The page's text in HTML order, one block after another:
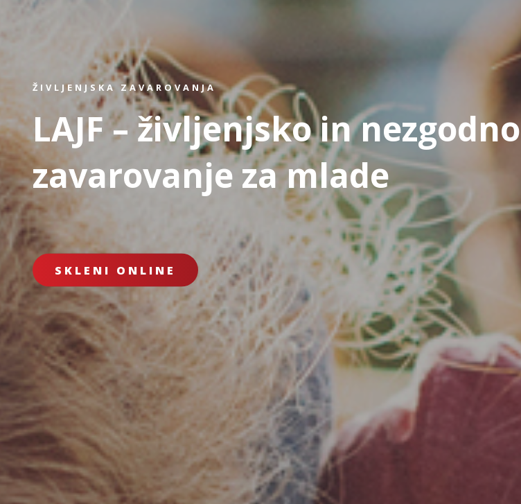
ŽIVLJENJSKA ZAVAROVANJA
LAJF – življenjsko in nezgodno
zavarovanje za mlade
SKLENI ONLINE